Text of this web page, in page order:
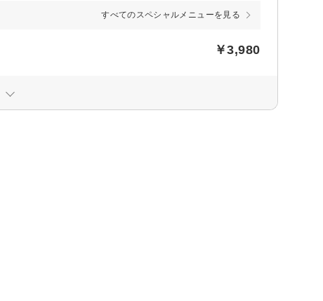
すべてのスペシャルメニューを見る
￥3,980